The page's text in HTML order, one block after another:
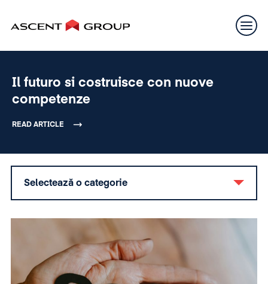
Il futuro si costruisce con nuove
competenze
READ ARTICLE
Selectează o categorie